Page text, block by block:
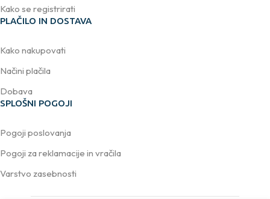
Kako se registrirati
PLAČILO IN DOSTAVA
Kako nakupovati
Načini plačila
Dobava
SPLOŠNI POGOJI
Pogoji poslovanja
Pogoji za reklamacije in vračila
Varstvo zasebnosti